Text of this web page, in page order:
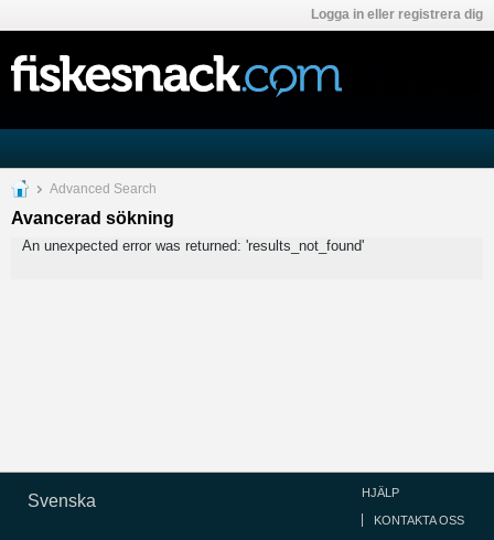
Logga in eller registrera dig
Advanced Search
Avancerad sökning
An unexpected error was returned: 'results_not_found'
Svenska HJÄLP
KONTAKTA OSS